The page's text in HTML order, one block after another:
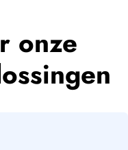
onze